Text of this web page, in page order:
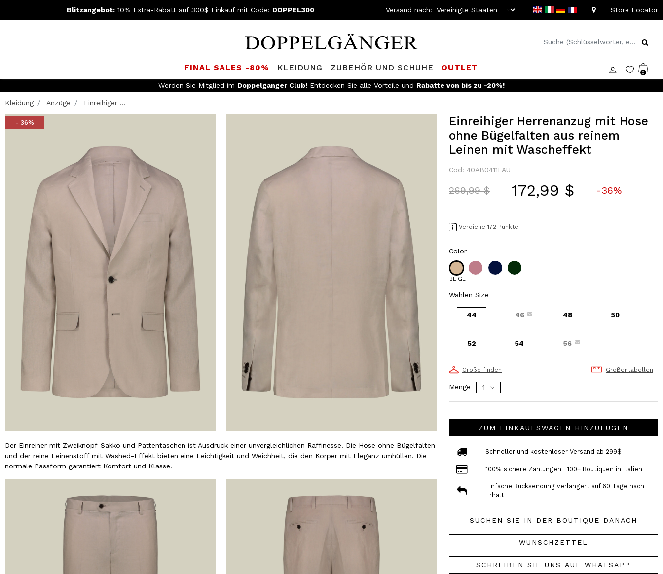
Blitzangebot:10% Extra-Rabatt auf 300$ Einkauf mit Code: DOPPEL300 Versand nach: Store Locator
FINAL SALES -80% KLEIDUNG ZUBEHÖR UND SCHUHE OUTLET
0
Werden Sie Mitglied im Doppelganger Club! Entdecken Sie alle Vorteile und Rabatte von bis zu -20%!
Kleidung Anzüge Einreihiger ...
- 36%
Der Einreiher mit Zweiknopf-Sakko und Pattentaschen ist Ausdruck einer unvergleichlichen Raffinesse. Die Hose ohne Bügelfalten
und der reine Leinenstoff mit Washed-Effekt bieten eine Leichtigkeit und Weichheit, die den Körper mit Eleganz umhüllen. Die
normale Passform garantiert Komfort und Klasse.
Einreihiger Herrenanzug mit Hose
ohne Bügelfalten aus reinem
Leinen mit Wascheffekt
Cod: 40AB0411FAU
Price reduced from
269,99 $to 172,99 $ -36%
Verdiene 172 Punkte
Color
BEIGE
Wählen Size
44 46 48 50
52 54 56
Größe finden Größentabellen
Menge
ZUM EINKAUFSWAGEN HINZUFÜGEN
Schneller und kostenloser Versand ab 299$
100% sichere Zahlungen | 100+ Boutiquen in Italien
Einfache Rücksendung verlängert auf 60 Tage nach
Erhalt
SUCHEN SIE IN DER BOUTIQUE DANACH
WUNSCHZETTEL
SCHREIBEN SIE UNS AUF WHATSAPP